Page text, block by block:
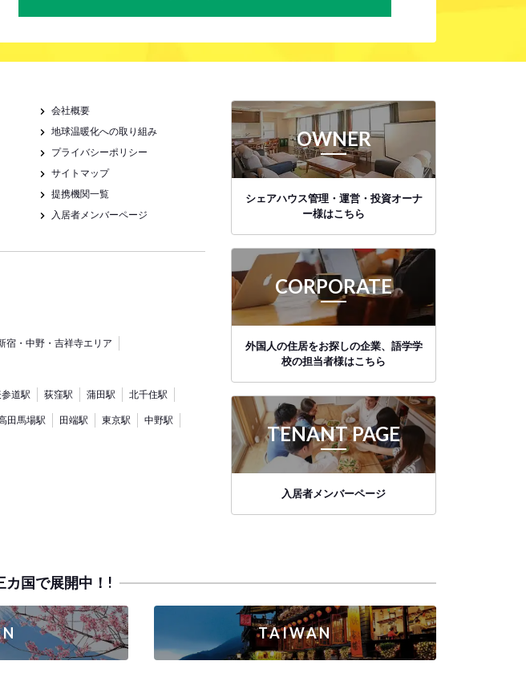
会社概要
地球温暖化への取り組み
プライバシーポリシー
サイトマップ
提携機関一覧
入居者メンバーページ
宿・中野・吉祥寺エリア
道駅 荻窪駅 蒲田駅 北千住駅
田馬場駅 田端駅 東京駅 中野駅
OWNER
シェアハウス管理・運営・投資オーナ
ー様はこちら
CORPORATE
外国人の住居をお探しの企業、語学学
校の担当者様はこちら
TENANT PAGE
入居者メンバーページ
カ国で展開中！!
TAIWAN